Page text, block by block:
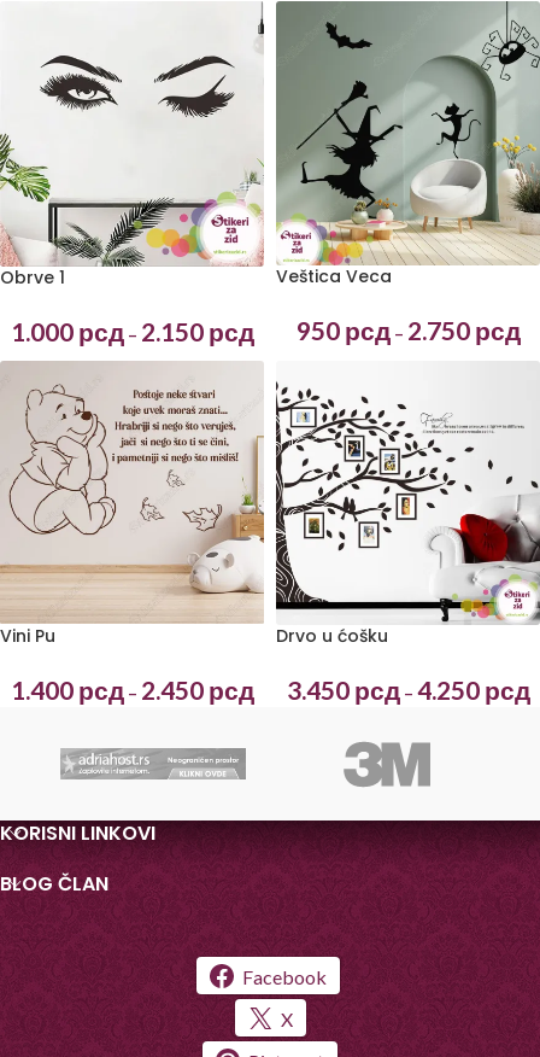
Obrve 1
1.000 рсд – 2.150 рсд
Veštica Veca
950 рсд – 2.750 рсд
Vini Pu
1.400 рсд – 2.450 рсд
Drvo u ćošku
3.450 рсд – 4.250 рсд
KORISNI LINKOVI
BLOG ČLAN
Facebook
X